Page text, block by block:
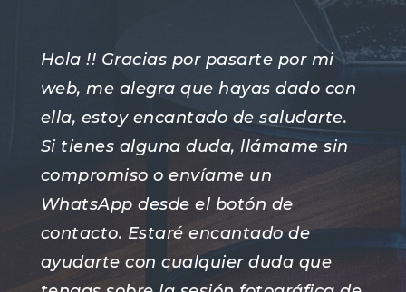
Hola !! Gracias por pasarte por mi
web, me alegra que hayas dado con
ella, estoy encantado de saludarte.
Si tienes alguna duda, llámame sin
compromiso o envíame un
WhatsApp desde el botón de
contacto. Estaré encantado de
ayudarte con cualquier duda que